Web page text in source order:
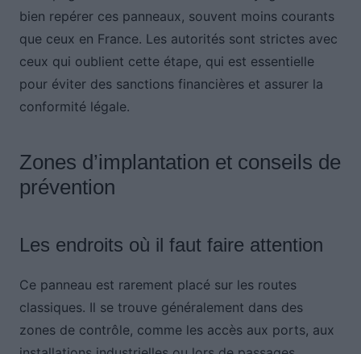
bien repérer ces panneaux, souvent moins courants
que ceux en France. Les autorités sont strictes avec
ceux qui oublient cette étape, qui est essentielle
pour éviter des sanctions financières et assurer la
conformité légale.
Zones d’implantation et conseils de
prévention
Les endroits où il faut faire attention
Ce panneau est rarement placé sur les routes
classiques. Il se trouve généralement dans des
zones de contrôle, comme les accès aux ports, aux